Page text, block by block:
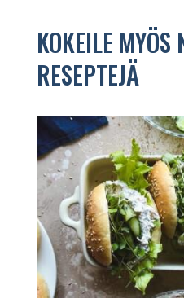
KOKEILE MYÖS
RESEPTEJÄ